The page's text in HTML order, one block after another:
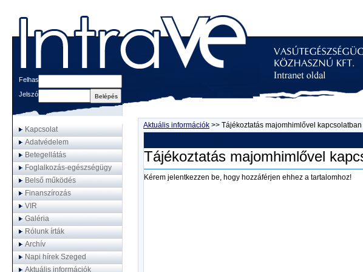
Felhasználónév
Jelszó
Kapcsolat
Adatvédelem
Betegellátás
Foglalkozás-egészségügy
Belső működés
Finanszírozás
VIR
Galéria
Rólunk írták
Archív
Napi hírek Szeged
Aktuális információk
Aktuális információk >> Tájékoztatás majomhimlővel kapcsolatban
Tájékoztatás majomhimlővel
Kérem jelentkezzen be, hogy hozzáférjen ehhez a tartalomhoz!